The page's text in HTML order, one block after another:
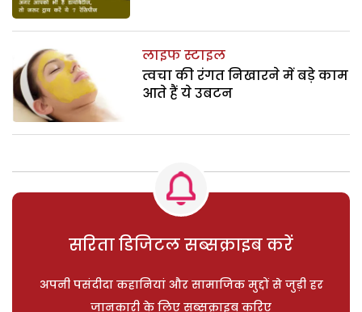
लाइफ स्टाइल
त्वचा की रंगत निखारने में बड़े काम
आते हैं ये उबटन
सरिता डिजिटल सब्सक्राइब करें
अपनी पसंदीदा कहानियां और सामाजिक मुद्दों से जुड़ी हर
जानकारी के लिए सब्सक्राइब करिए